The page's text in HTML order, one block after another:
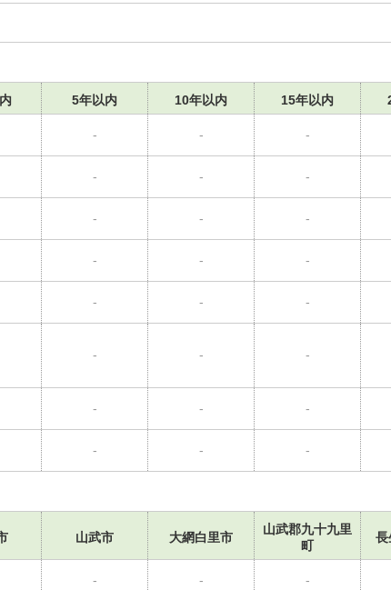
5年以内 10年以内 15年以内
- - -
- - -
- - -
- - -
- - -
- - -
- - -
- - -
山武市 大網白里市
山武郡九十九里
町
長
- - -